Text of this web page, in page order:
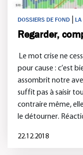
DOSSIERS DE FOND LA
Regarder,
Le mot crise ne
pour cause : c’est
assombrit notre
suffit pas à saisir
contraire même,
le détourner.
22.12.2018